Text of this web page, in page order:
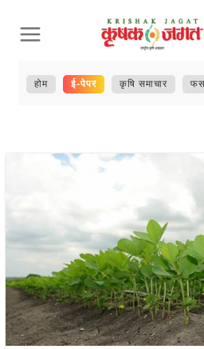
content
होम ई-पेपर कृषि समाचार